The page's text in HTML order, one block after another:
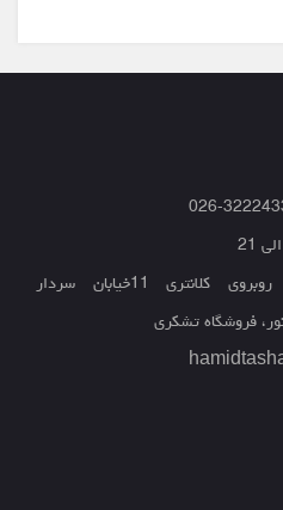
کرج - خیابان بهشتی روبروی کلانتری 11خیابان سردار
فروشگاه تشکری